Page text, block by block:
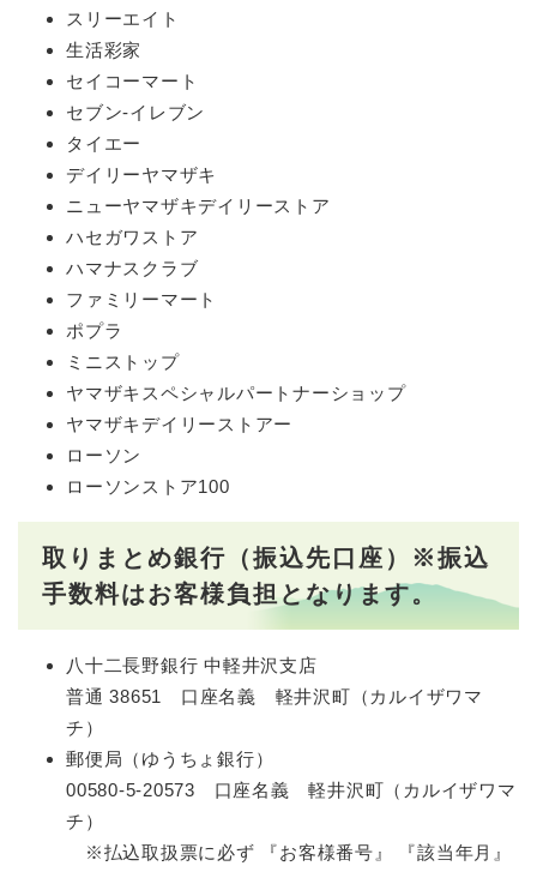
スリーエイト
生活彩家
セイコーマート
セブン-イレブン
タイエー
デイリーヤマザキ
ニューヤマザキデイリーストア
ハセガワストア
ハマナスクラブ
ファミリーマート
ポプラ
ミニストップ
ヤマザキスペシャルパートナーショップ
ヤマザキデイリーストアー
ローソン
ローソンストア100
取りまとめ銀行 （振込先口座）※振込
手数料はお客様負担となります。
八十二長野銀行 中軽井沢支店
普通 38651 口座名義 軽井沢町（カルイザワマ
チ）
郵便局（ゆうちょ銀行）
00580-5-20573 口座名義 軽井沢町（カルイザワマ
チ）
※払込取扱票に必ず 『お客様番号』 『該当年月』